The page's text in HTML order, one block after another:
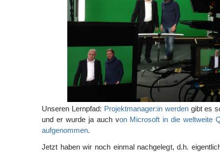
Unseren Lernpfad: Projektmanager:in werdengibt es
und er wurde ja auch von Microsoft in die weltweite
aufgenommen.
Jetzt haben wir noch einmal nachgelegt, d.h.